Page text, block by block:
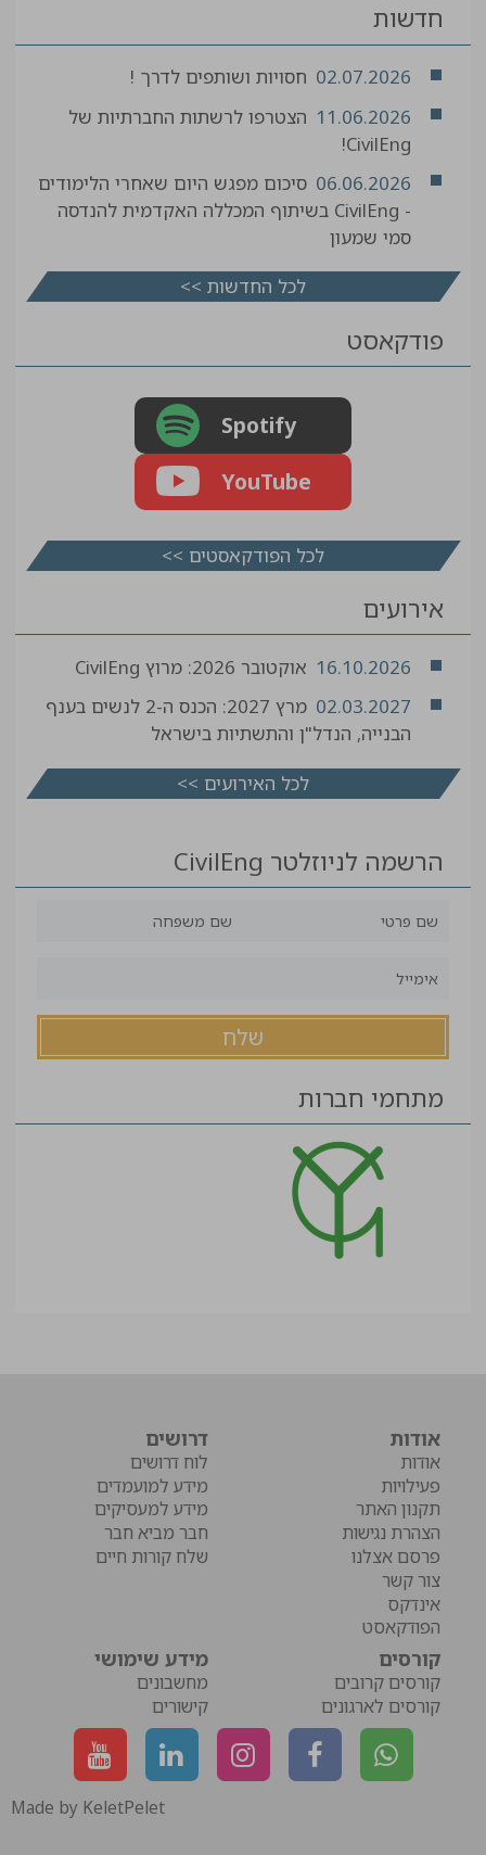
חדשות
02.07.2026 חסויות ושותפים לדרך !
11.06.2026 הצטרפו לרשתות החברתיות של
CivilEng!
06.06.2026 סיכום מפגש היום שאחרי הלימודים
- CivilEng בשיתוף המכללה האקדמית להנדסה
סמי שמעון
לכל החדשות >>
פודקאסט
Spotify
YouTube
לכל הפודקאסטים >>
אירועים
16.10.2026 אוקטובר 2026: מרוץ CivilEng
02.03.2027
מרץ 2027: הכנס ה-2 לנשים בענף
הבנייה, הנדל"ן והתשתיות בישראל
לכל האירועים >>
הרשמה לניוזלטר CivilEng
מתחמי חברות
אודות
אודות
פעילויות
תקנון האתר
הצהרת נגישות
פרסם אצלנו
צור קשר
אינדקס
הפודקאסט
דרושים
לוח דרושים
מידע למועמדים
מידע למעסיקים
חבר מביא חבר
שלח קורות חיים
קורסים
קורסים קרובים
קורסים לארגונים
מידע שימושי
מחשבונים
קישורים
Made by KeletPelet